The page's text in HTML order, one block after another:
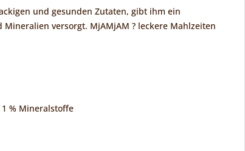
und gesunden Zutaten, gibt ihm ein
versorgt. MjAMjAM ? leckere Mahlzeiten
% Mineralstoffe